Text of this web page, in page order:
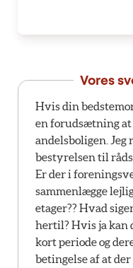
Vores
Hvis din
en forudsætning
andelsboligen. Jeg
bestyrelsen til råds
Er der i
sammenlægge
etager?? Hvad
hertil? Hvis ja kan
kort periode og
betingelse af at